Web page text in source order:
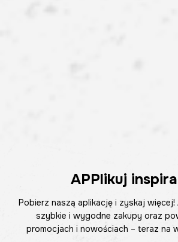
APPlikuj
Pobierz naszą aplikację i zyskaj
szybkie i wygodne zakupy oraz
promocjach i nowościach – teraz na